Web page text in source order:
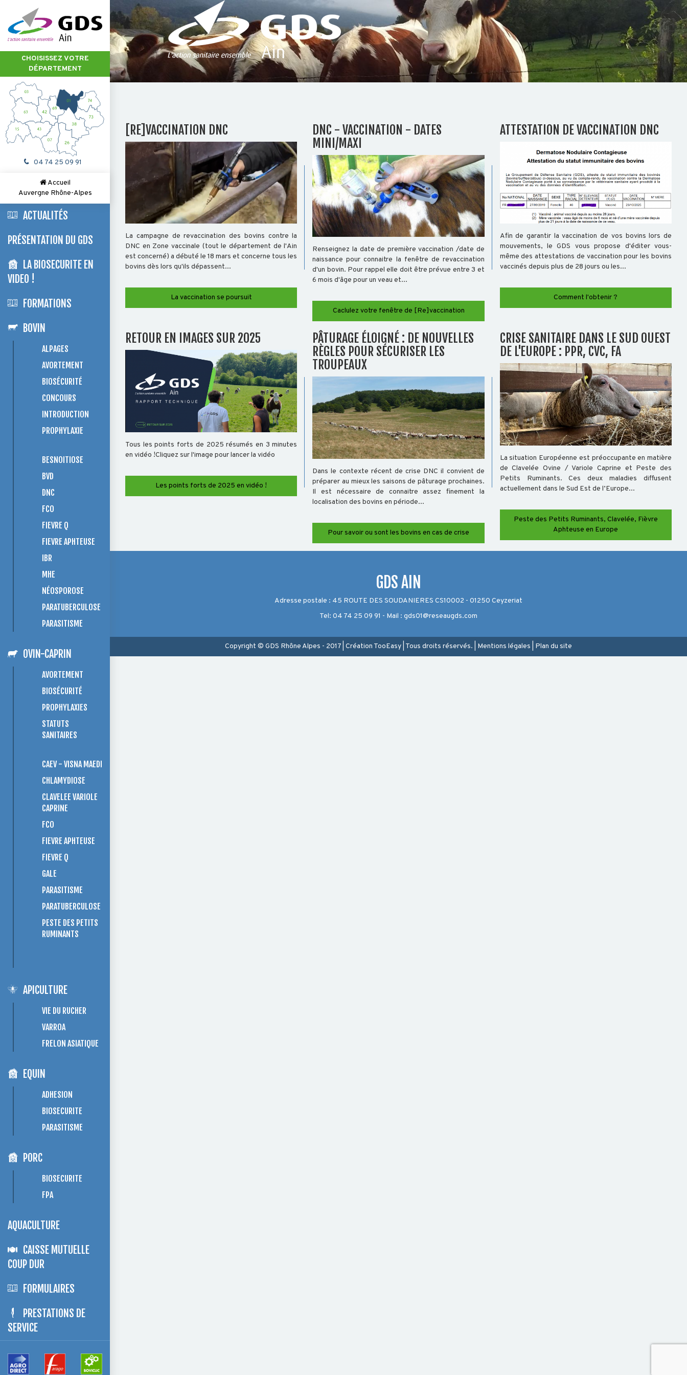
CHOISISSEZ VOTRE
DÉPARTEMENT
04 74 25 09 91
Accueil
Auvergne Rhône-Alpes
ACTUALITÉS
PRÉSENTATION DU GDS
LA BIOSECURITE EN
VIDEO !
FORMATIONS
BOVIN
ALPAGES
AVORTEMENT
BIOSÉCURITÉ
CONCOURS
INTRODUCTION
PROPHYLAXIE
BESNOITIOSE
BVD
DNC
FCO
FIEVRE Q
FIEVRE APHTEUSE
IBR
MHE
NÉOSPOROSE
PARATUBERCULOSE
PARASITISME
OVIN-CAPRIN
AVORTEMENT
BIOSÉCURITÉ
PROPHYLAXIES
STATUTS
SANITAIRES
CAEV - VISNA MAEDI
CHLAMYDIOSE
CLAVELEE VARIOLE
CAPRINE
FCO
FIEVRE APHTEUSE
FIEVRE Q
GALE
PARASITISME
PARATUBERCULOSE
PESTE DES PETITS
RUMINANTS
APICULTURE
VIE DU RUCHER
VARROA
FRELON ASIATIQUE
EQUIN
ADHESION
BIOSECURITE
PARASITISME
PORC
BIOSECURITE
FPA
AQUACULTURE
CAISSE MUTUELLE
COUP DUR
FORMULAIRES
PRESTATIONS DE
SERVICE
[RE]VACCINATION DNC
La campagne de revaccination des bovins contre la
DNC en Zone vaccinale (tout le département de l'Ain
est concerné) a débuté le 18 mars et concerne tous les
bovins dès lors qu'ils dépassent...
La vaccination se poursuit
DNC - VACCINATION - DATES
MINI/MAXI
Renseignez la date de première vaccination /date de
naissance pour connaitre la fenêtre de revaccination
d'un bovin. Pour rappel elle doit être prévue entre 3 et
6 mois d'âge pour un veau et...
Caclulez votre fenêtre de [Re]vaccination
ATTESTATION DE VACCINATION DNC
Afin de garantir la vaccination de vos bovins lors de
mouvements, le GDS vous propose d'éditer vous-
même des attestations de vaccination pour les bovins
vaccinés depuis plus de 28 jours ou les...
Comment l'obtenir ?
RETOUR EN IMAGES SUR 2025
Tous les points forts de 2025 résumés en 3 minutes
en vidéo !Cliquez sur l'image pour lancer la vidéo
Les points forts de 2025 en vidéo !
PÂTURAGE ÉLOIGNÉ : DE NOUVELLES
RÈGLES POUR SÉCURISER LES
TROUPEAUX
Dans le contexte récent de crise DNC il convient de
préparer au mieux les saisons de pâturage prochaines.
Il est nécessaire de connaitre assez finement la
localisation des bovins en période...
Pour savoir ou sont les bovins en cas de crise
CRISE SANITAIRE DANS LE SUD OUEST
DE L'EUROPE : PPR, CVC, FA
La situation Européenne est préoccupante en matière
de Clavelée Ovine / Variole Caprine et Peste des
Petits Ruminants. Ces deux maladies diffusent
actuellement dans le Sud Est de l’Europe...
Peste des Petits Ruminants, Clavelée, Fièvre
Aphteuse en Europe
GDS AIN
Adresse postale : 45 ROUTE DES SOUDANIERES CS10002 - 01250 Ceyzeriat
Tel: 04 74 25 09 91 - Mail : gds01@reseaugds.com
Copyright © GDS Rhône Alpes - 2017 Création TooEasy Tous droits réservés. Mentions légales Plan du site